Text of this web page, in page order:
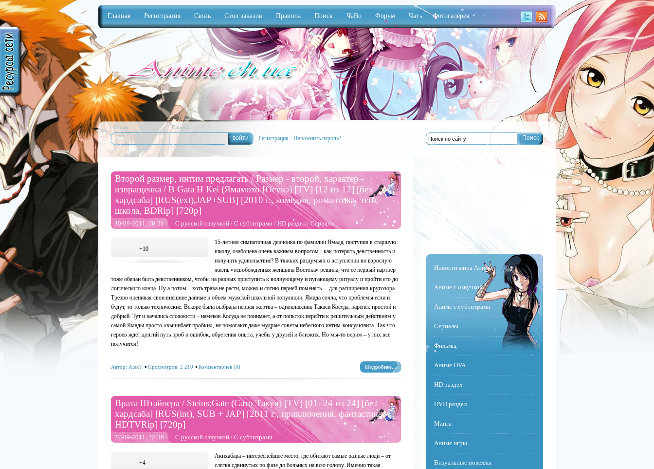
Главная Регистрация Связь Стол заказов Правила Поиск ЧаВо Форум Чат Фотогалерея
Anime
Логин: Пароль:
Регистрация Напомнить пароль?
Второй размер, интим предлагать / Размер - второй, характер -
извращенка / B Gata H Kei (Ямамото Юсукэ) [TV] [12 из 12] [без
хардсаба] [RUS(ext),JAP+SUB] [2010 г., комедия, романтика, этти,
школа, BDRip] [720p]
30-09-2011, 00:30 С русской озвучкой / С субтитрами / HD раздел/Сериалы
+10
15-летняя симпатичная девчонка по фамилии Ямада, поступив в старшую
школу, озабочена очень важным вопросом - как потерять девственность и
получить удовольствие? В тяжких раздумьях о вступлении во взрослую
жизнь «освобожденная женщина Востока» решила, что ее первый партнер
тоже обязан быть девственником, чтобы на равных приступить к волнующему и пугающему ритуалу и пройти его до
логического конца. Ну а потом – хоть трава не расти, можно и сотню парней поменять… для расширения кругозора.
Трезво оценивая свои внешние данные и объем мужской школьной популяции, Ямада сочла, что проблемы если и
будут, то только технические. Вскоре была выбрана первая жертва – одноклассник Такаси Косуда, паренек простой и
добрый. Тут и начались сложности – намеков Косуда не понимает, а от попыток перейти к решительным действиям у
самой Ямады просто «вышибает пробки», не помогают даже мудрые советы небесного интим-консультанта. Так что
героев ждет долгий путь проб и ошибок, обретения опыта, учебы у друзей и близких. Но мы-то верим – у них все
получится!
Подробнее...
Автор: AlexT Просмотров: 2 210 Комментариев (0)
Врата Штайнера / Steins;Gate (Сато Такуя) [TV] [01- 24 из 24] [без
хардсаба] [RUS(int), SUB + JAP] [2011 г., приключения, фантастика,
HDTVRip] [720p]
27-09-2011, 22:36 С русской озвучкой / С субтитрами
+4
Акихабара – интереснейшее место, где обитают самые разные люди – от
слегка сдвинутых по фазе до больных на всю голову. Именно такая
Новости мира Аниме
Аниме с озвучкой
Аниме с субтитрами
Сериалы
Фильмы
Аниме OVA
HD раздел
DVD раздел
Манга
Аниме игры
Визуальные новеллы